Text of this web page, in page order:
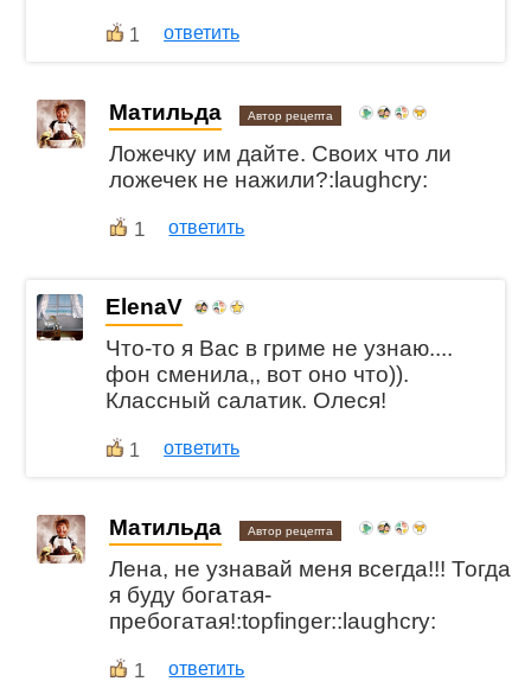
1 ответить
Матильда Автор рецепта
Ложечку им дайте. Своих что ли
ложечек не нажили?:laughcry:
1 ответить
ElenaV
Что-то я Вас в гриме не узнаю....
фон сменила,, вот оно что)).
Классный салатик. Олеся!
1 ответить
Матильда Автор рецепта
Лена, не узнавай меня всегда!!! Тогда
я буду богатая-
пребогатая!:topfinger::laughcry:
1 ответить